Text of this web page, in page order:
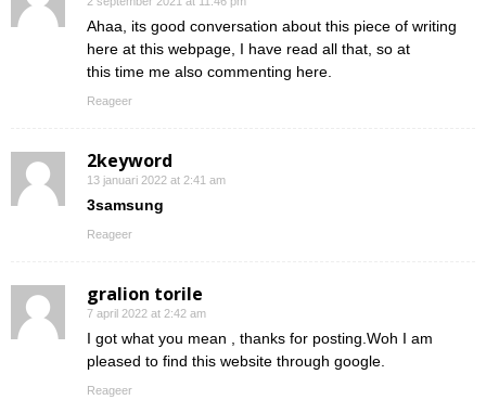
Ahaa, its good conversation about this piece of writing
here at this webpage, I have read all that, so at
this time me also commenting here.
Reageer
2keyword
13 januari 2022 at 2:41 am
3samsung
Reageer
gralion torile
7 april 2022 at 2:42 am
I got what you mean , thanks for posting.Woh I am
pleased to find this website through google.
Reageer